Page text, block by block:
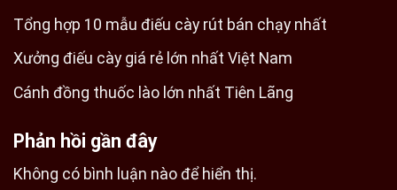
Tổng hợp 10 mẫu điếu cày rút bán chạy nhất
Xưởng điếu cày giá rẻ lớn nhất Việt Nam
Cánh đồng thuốc lào lớn nhất Tiên Lãng
Phản hồi gần đây
Không có bình luận nào để hiển thị.